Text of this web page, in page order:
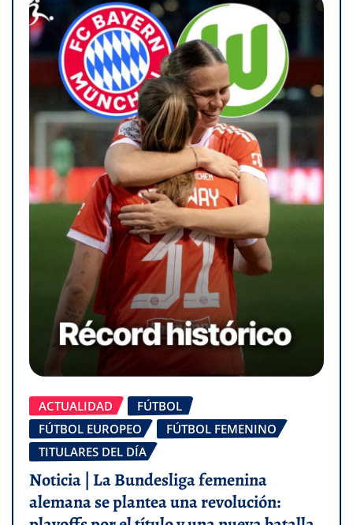
ACTUALIDAD
FÚTBOL
FÚTBOL EUROPEO
FÚTBOL FEMENINO
TITULARES DEL DÍA
Noticia | La Bundesliga femenina
alemana se plantea una revolución: